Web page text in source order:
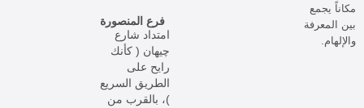
مكاناً يجمع
بين المعرفة
والإلهام.
فرع المنصورة
امتداد شارع
چيهان ( كأنك
رايح على
الطريق السريع
)، بالقرب من